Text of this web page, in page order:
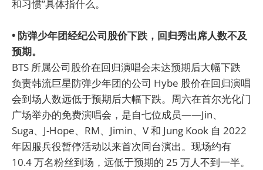
和习惯”具体指什么。
• 防弹少年团经纪公司股价下跌，回归秀出席人数不及
预期。
BTS 所属公司股价在回归演唱会未达预期后大幅下跌
负责韩流巨星防弹少年团的公司 Hybe 股价在回归演唱
会到场人数远低于预期后大幅下跌。周六在首尔光化门
广场举办的免费演唱会，是自七位成员——Jin、
Suga、J-Hope、RM、Jimin、V 和 Jung Kook 自 2022
年因服兵役暂停活动以来首次同台演出。现场约有
10.4 万名粉丝到场，远低于预期的 25 万人不到一半。